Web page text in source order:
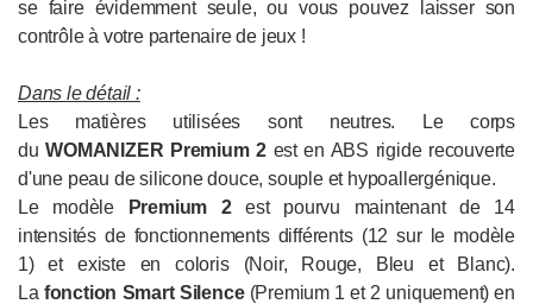
se faire évidemment seule, ou vous pouvez laisser son
contrôle à votre partenaire de jeux !
Dans le détail :
Les matières utilisées sont neutres. Le corps
duWOMANIZER Premium 2 est en ABS rigide recouverte
d'une peau de silicone douce, souple et hypoallergénique.
Le modèle
Premium 2est pourvu maintenant de 14
intensités de fonctionnements différents (12 sur le modèle
1) et existe en coloris (Noir, Rouge, Bleu et Blanc).
La fonction Smart Silence(Premium 1 et 2 uniquement) en